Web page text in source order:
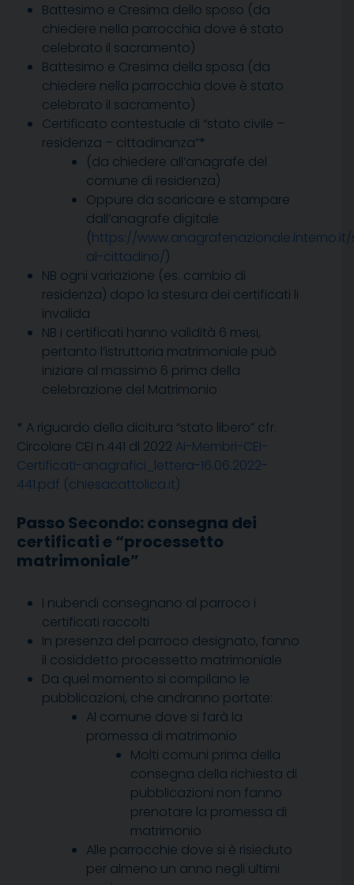
Battesimo e Cresima dello sposo (da
chiedere nella parrocchia dove è stato
celebrato il sacramento)
Battesimo e Cresima della sposa (da
chiedere nella parrocchia dove è stato
celebrato il sacramento)
Certificato contestuale di “stato civile –
residenza – cittadinanza”*
(da chiedere all’anagrafe del
comune di residenza)
Oppure da scaricare e stampare
dall’anagrafe digitale
(https://www.anagrafenazionale.interno.it/
al-cittadino/)
NB ogni variazione (es. cambio di
residenza) dopo la stesura dei certificati li
invalida
NB i certificati hanno validità 6 mesi,
pertanto l’istruttoria matrimoniale può
iniziare al massimo 6 prima della
celebrazione del Matrimonio
* A riguardo della dicitura “stato libero” cfr.
Circolare CEI n.441 dl 2022 Ai-Membri-CEI-
Certificati-anagrafici_lettera-16.06.2022-
441.pdf (chiesacattolica.it)
Passo Secondo: consegna dei
certificati e “processetto
matrimoniale”
I nubendi consegnano al parroco i
certificati raccolti
In presenza del parroco designato, fanno
il cosiddetto processetto matrimoniale
Da quel momento si compilano le
pubblicazioni, che andranno portate:
Al comune dove si farà la
promessa di matrimonio
Molti comuni prima della
consegna della richiesta di
pubblicazioni non fanno
prenotare la promessa di
matrimonio
Alle parrocchie dove si è risieduto
per almeno un anno negli ultimi